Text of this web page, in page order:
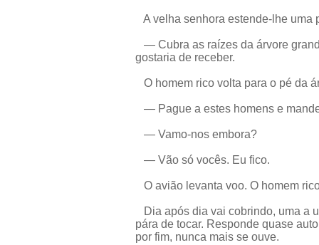
A velha senhora estende-lhe uma
— Cubra as raízes da árvore
gostaria de receber.
O homem rico volta para o pé da
— Pague a estes homens e
— Vamo-nos embora?
— Vão só vocês. Eu fico.
O avião levanta voo. O homem
Dia após dia vai cobrindo, uma a
pára de tocar. Responde quase
por fim, nunca mais se ouve.